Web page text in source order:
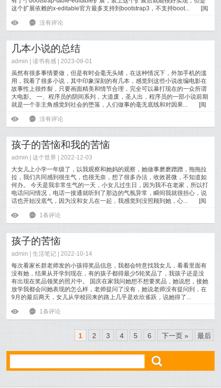
这个扩展依赖的x-editable官方最多支持到bootstrap3，不支持boot...
[阅
ė
6 没有评论
几本小说的总结
admin |读书有感 | 2023-08-01
虽然有很多事情要做，但是有时会毫无头绪，在这种情况下，外加手机的滥
用，我看了很多小说，其中印象深刻的有几本，感觉到这些小说改编电影在
故事性上很炸裂，只要画面精美和情节合理，完全可以暴打现在的一众所谓
大电影。 一、程序员的阴间系列，大道废，圣人出，程序员的一部小说前期
就是一个非主角感觉到社会的堕落，人们做事的毫无底线和对因果...
[阅
ė
6 没有评论
孩子的苦恼和我的苦恼
admin |这个世界
| 2022-12-03
大女儿上小学一年级了，以我观察和她妈的观察，她做事磨磨蹭蹭，拖拖拉
拉，我们共同感到很生气，也很无奈，想了很多办法，收效甚微，不知道如
何办。 今天是我非常生气的一天，小女儿过生日，因为我不在老家，所以打
电话问问情况，电话一接通就听到了那边的气氛异常，瞬间我就很担心，说
话也开始没底气，因为没和女儿在一起，我感觉到没照顾到她，心...
[阅
ė
6 1条评论
孩子的苦恼
admin |生活笔记 | 2022-10-14
每次看家长群老师发的小孩得奖品信息，我都会特意找我女儿，看看里面有
没有她，结果从开学到现在，有的孩子都得最少5轮奖品了，我孩子还是没
有出现在奖品领奖的照片中。 国庆在家我问她想不想要奖品，她说想，接她
放学我都会问她表现的怎么样，老师提问了没有，她说老师没有提问到，在
9月的最后两天，女儿从学校回来的路上几乎是欢欣雀跃，说她得了...
ė
6 1条评论
1 2 3 4 5 6 下一页 » 最后
ő